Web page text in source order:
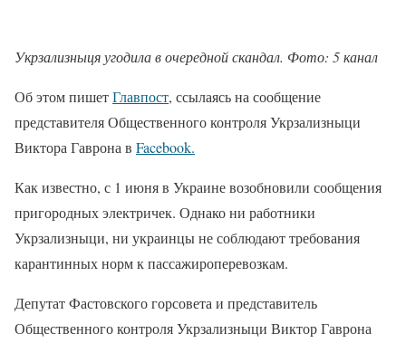
Укрзализныця угодила в очередной скандал. Фото: 5 канал
Об этом пишетГлавпост, ссылаясь на сообщение
представителя Общественного контроля Укрзализныци
Виктора Гаврона в Facebook.
Как известно, с 1 июня в Украине возобновили сообщения
пригородных электричек. Однако ни работники
Укрзализныци, ни украинцы не соблюдают требования
карантинных норм к пассажироперевозкам.
Депутат Фастовского горсовета и представитель
Общественного контроля Укрзализныци Виктор Гаврона